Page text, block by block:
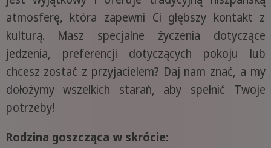
atmosferę, która zapewni Ci głębszy kontakt z
kulturą. Masz specjalne życzenia dotyczące
jedzenia, preferencji dotyczących pokoju lub
chcesz zostać z przyjacielem? Daj nam znać, a my
dołożymy wszelkich starań, aby spełnić Twoje
potrzeby!
Rodzina goszcząca w skrócie: